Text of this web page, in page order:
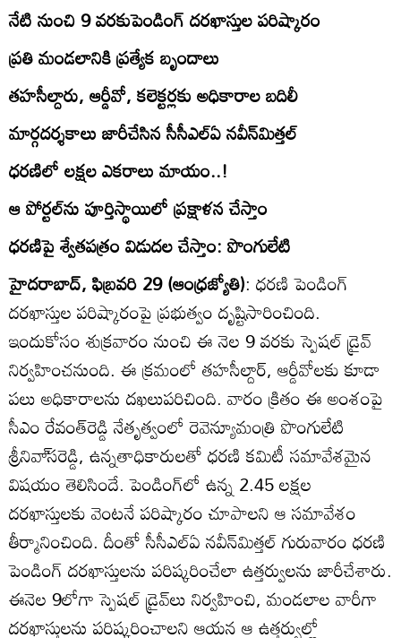
నేటి నుంచి 9 వరకుపెండింగ్‌ దరఖాస్తుల పరిష్కారం
ప్రతి మండలానికి ప్రత్యేక బృందాలు
తహసీల్దారు, ఆర్డీవో, కలెక్టర్లకు అధికారాల బదిలీ
మార్గదర్శకాలు జారీచేసిన సీసీఎల్‌ఏ నవీన్‌మిత్తల్‌
ధరణిలో లక్షల ఎకరాలు మాయం..!
ఆ పోర్టల్‌ను పూర్తిస్థాయిలో ప్రక్షాళన చేస్తాం
ధరణిపై శ్వేతపత్రం విడుదల చేస్తాం: పొంగులేటి
హైదరాబాద్‌, ఫిబ్రవరి 29 (ఆంధ్రజ్యోతి): ధరణి పెండింగ్‌
దరఖాస్తుల పరిష్కారంపై ప్రభుత్వం దృష్టిసారించింది.
ఇందుకోసం శుక్రవారం నుంచి ఈ నెల 9 వరకు స్పెషల్‌ డ్రైవ్‌
నిర్వహించనుంది. ఈ క్రమంలో తహసీల్దార్‌, ఆర్డీవోలకు కూడా
పలు అధికారాలను దఖలుపరిచింది. వారం క్రితం ఈ అంశంపై
సీఎం రేవంత్‌రెడ్డి నేతృత్వంలో రెవెన్యూమంత్రి పొంగులేటి
శ్రీనివా్‌సరెడ్డి, ఉన్నతాధికారులతో ధరణి కమిటీ సమావేశమైన
విషయం తెలిసిందే. పెండింగ్‌లో ఉన్న 2.45 లక్షల
దరఖాస్తులకు వెంటనే పరిష్కారం చూపాలని ఆ సమావేశం
తీర్మానించింది. దీంతో సీసీఎల్‌ఏ నవీన్‌మిత్తల్‌ గురువారం ధరణి
పెండింగ్‌ దరఖాస్తులను పరిష్కరించేలా ఉత్తర్వులను జారీచేశారు.
ఈనెల 9లోగా స్పెషల్‌ డ్రైవ్‌లు నిర్వహించి, మండలాల వారీగా
దరఖాస్తులను పరిష్కరించాలని ఆయన ఆ ఉత్తర్వుల్లో